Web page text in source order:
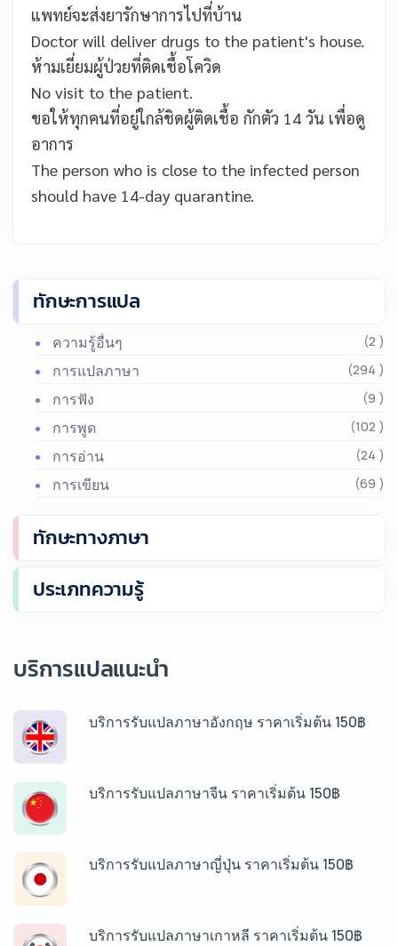
แพทย์จะส่งยารักษาการไปที่บ้าน
Doctor will deliver drugs to the patient's house.
ห้ามเยี่ยมผู้ป่วยที่ติดเชื้อโควิด
No visit to the patient.
ขอให้ทุกคนที่อยู่ใกล้ชิดผู้ติดเชื้อ กักตัว 14 วัน เพื่อดู
อาการ
The person who is close to the infected person
should have 14-day quarantine.
ทักษะการแปล
ความรู้อื่นๆ (2 )
การแปลภาษา (294 )
การฟัง (9 )
การพูด (102 )
การอ่าน (24 )
การเขียน (69 )
ทักษะทางภาษา
ประเภทความรู้
บริการแปลแนะนำ
บริการรับแปลภาษาอังกฤษ ราคาเริ่มต้น 150฿
บริการรับแปลภาษาจีน ราคาเริ่มต้น 150฿
บริการรับแปลภาษาญี่ปุ่น ราคาเริ่มต้น 150฿
บริการรับแปลภาษาเกาหลี ราคาเริ่มต้น 150฿